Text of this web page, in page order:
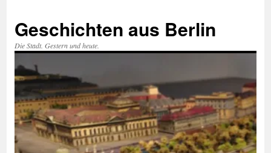
springen
Geschichten aus Berlin
Die Stadt. Gestern und heute.